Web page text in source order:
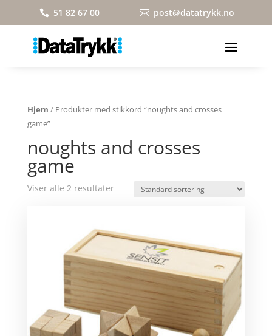
 51 82 67 00  post@datatrykk.no
Hjem / Produkter med stikkord “noughts and crosses
game”
noughts and crosses
game
Viser alle 2 resultater